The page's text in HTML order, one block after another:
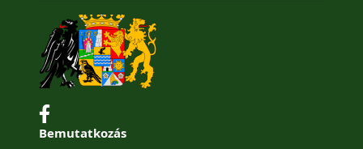
Bemutatkozás